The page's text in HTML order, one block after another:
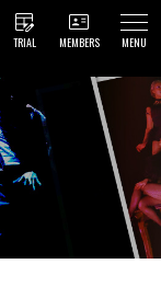
TRIAL MEMBERS MENU